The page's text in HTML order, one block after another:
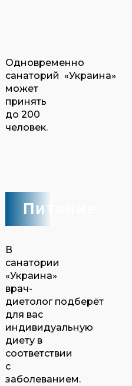
Одновременно
санаторий «Украина»
может
принять
до 200
человек.
Питание
В
санатории
«Украина»
врач-
диетолог подберёт
для вас
индивидуальную
диету в
соответствии
с
заболеванием.